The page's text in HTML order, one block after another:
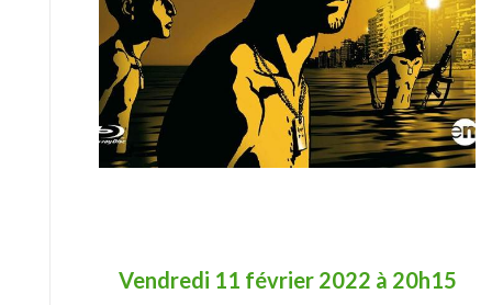
Vendredi 11 février 2022 à 20h15